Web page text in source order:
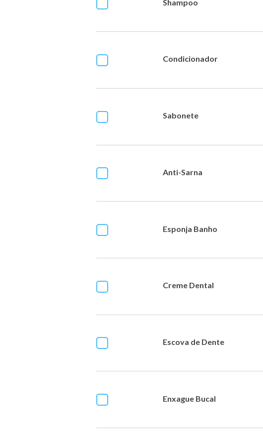
Shampoo
Condicionador
Sabonete
Anti-Sarna
Esponja Banho
Creme Dental
Escova de Dente
Enxague Bucal